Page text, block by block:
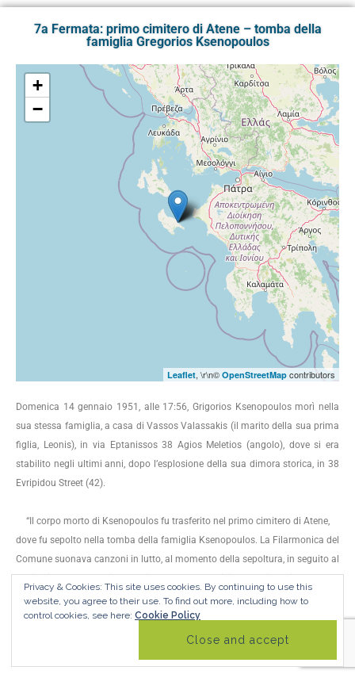
7a Fermata: primo cimitero di Atene – tomba della
famiglia Gregorios Ksenopoulos
+
−
Leaflet, \r\n© OpenStreetMap contributors
Domenica 14 gennaio 1951, alle 17:56, Grigorios Ksenopoulos morì nella
sua stessa famiglia, a casa di Vassos Valassakis (il marito della sua prima
figlia, Leonis), in via Eptanissos 38 Agios Meletios (angolo), dove si era
stabilito negli ultimi anni, dopo l’esplosione della sua dimora storica, in 38
Evripidou Street (42).
“Il corpo morto di Ksenopoulos fu trasferito nel primo cimitero di Atene,
dove fu sepolto nella tomba della famiglia Ksenopoulos. La Filarmonica del
Comune suonava canzoni in lutto, al momento della sepoltura, in seguito al
desiderio del defunto, il lutto triste della composizione “Eroica” di Beethoven
fu risolto. La bara portata da famosi scrittori e letterati, in onore del malato.
La scultura della figura del defunto è stata presa dagli scultori Natsios e
Lamare. Il funerale era una spesa pubblica, la maggior parte delle corone
Privacy & Cookies: This site uses cookies. By continuing to use this
website, you agree to their use. To find out more, including how to
control cookies, see here: Cookie Policy